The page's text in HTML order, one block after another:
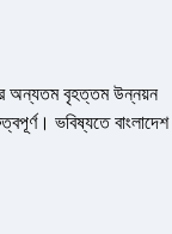
অন্যতম বৃহত্তম উন্নয়ন
ভবিষ্যতে